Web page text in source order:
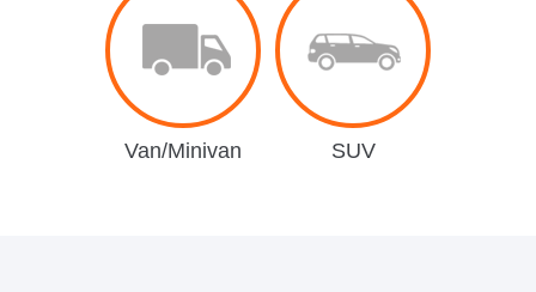
Van/Minivan SUV